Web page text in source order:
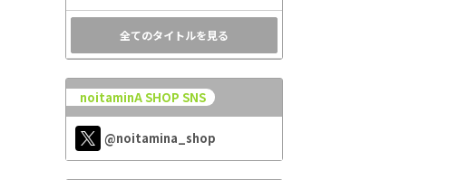
全てのタイトルを見る
noitaminA SHOP SNS
@noitamina_shop